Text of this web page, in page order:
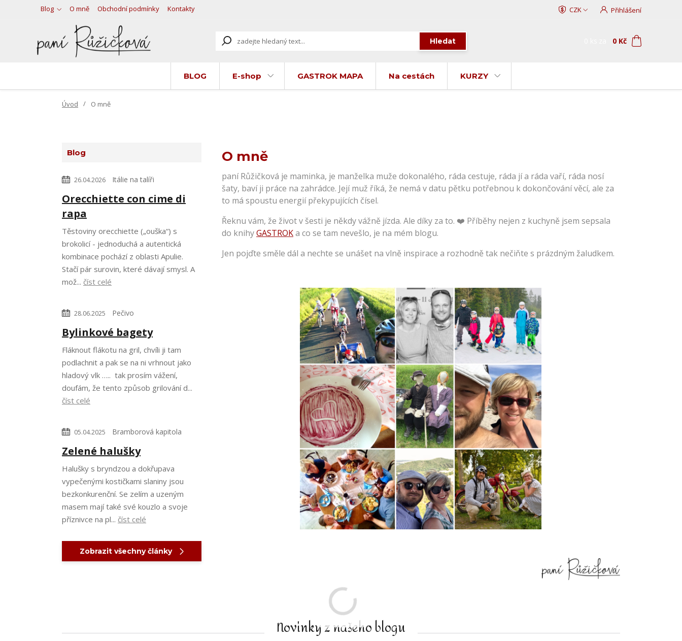
Blog O mně Obchodní podmínky Kontakty CZK Přihlášení
Hledat 0 Kč
BLOG E-shop GASTROK MAPA Na cestách KURZY
Úvod O mně
Blog
26.04.2026 Itálie na talíři
Orecchiette con cime di
rapa
Těstoviny orecchiette („ouška“) s
brokolicí - jednoduchá a autentická
kombinace pochází z oblasti Apulie.
Stačí pár surovin, které dávají smysl. A
mož... číst celé
28.06.2025 Pečivo
Bylinkové bagety
Fláknout flákotu na gril, chvíli ji tam
podlachnit a pak se na ni vrhnout jako
hladový vlk ….. tak prosím vážení,
doufám, že tento způsob grilování d...
číst celé
05.04.2025 Bramborová kapitola
Zelené halušky
Halušky s bryndzou a dokřupava
vypečenými kostičkami slaniny jsou
bezkonkurenční. Se zelím a uzeným
masem mají také své kouzlo a svoje
příznivce na pl... číst celé
Zobrazit všechny články
O mně
paní Růžičková je maminka, je manželka muže dokonalého, ráda cestuje, ráda jí a ráda vaří, ráda nosí
šaty, baví ji práce na zahrádce. Její muž říká, že nemá v datu pětku potřebnou k dokončování věcí, ale za
to má spoustu energií překypujících čísel.
Řeknu vám, že život v šesti je někdy vážně jízda. Ale díky za to. ❤️ Příběhy nejen z kuchyně jsem sepsala
do knihyGASTROKa co se tam nevešlo, je na mém blogu.
Jen pojďte směle dál a nechte se unášet na vlně inspirace a rozhodně tak nečiňte s prázdným žaludkem.
Novinky z našeho blogu